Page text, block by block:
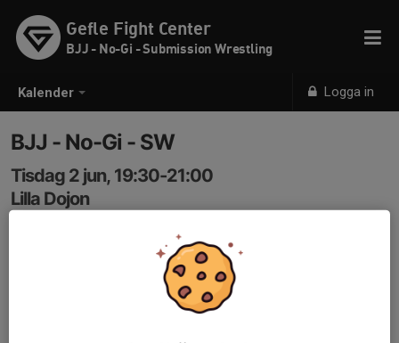
Kalender Logga in
Gefle Fight Center
BJJ - No-Gi - Submission Wrestling
BJJ - No-Gi - SW
Tisdag 2 jun, 19:30-21:00
Lilla Dojon
Om antalet bokade är under 4st innan klockan 17:00